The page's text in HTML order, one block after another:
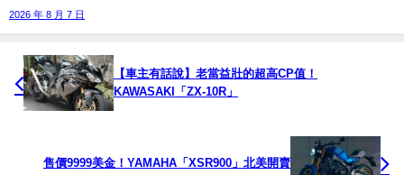
2026 年 8 月 7 日
【車主有話說】老當益壯的超高CP值！
KAWASAKI「ZX-10R」
售價9999美金！YAMAHA「XSR900」北美開賣